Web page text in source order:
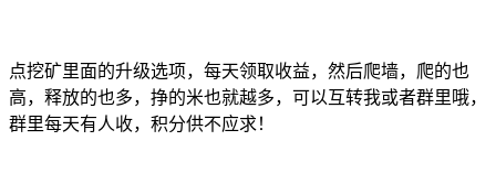
点挖矿里面的升级选项，每天领取收益，然后爬墙，爬的也
高，释放的也多，挣的米也就越多，可以互转我或者群里哦，
群里每天有人收，积分供不应求！